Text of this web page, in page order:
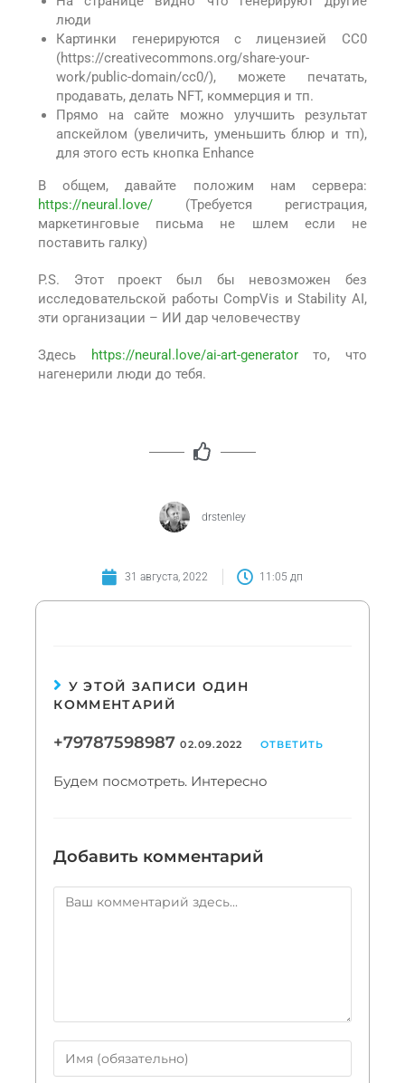
люди
Картинки генерируются с лицензией CC0
(https://creativecommons.org/share-your-
work/public-domain/cc0/), можете печатать,
продавать, делать NFT, коммерция и тп.
Прямо на сайте можно улучшить результат
апскейлом (увеличить, уменьшить блюр и тп),
для этого есть кнопка Enhance
В общем, давайте положим нам сервера:
https://neural.love/ (Требуется регистрация,
маркетинговые письма не шлем если не
поставить галку)
P.S. Этот проект был бы невозможен без
исследовательской работы CompVis и Stability AI,
эти организации – ИИ дар человечеству
Здесь https://neural.love/ai-art-generatorто, что
нагенерили люди до тебя.
drstenley
31 августа, 2022 11:05 дп
У ЭТОЙ ЗАПИСИ ОДИН
КОММЕНТАРИЙ
+7978759898702.09.2022 ОТВЕТИТЬ
Будем посмотреть. Интересно
Добавить комментарий